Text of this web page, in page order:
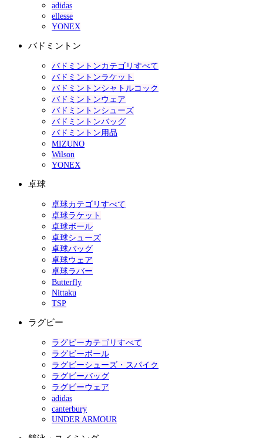
adidas
ellesse
YONEX
バドミントン
バドミントンカテゴリすべて
バドミントンラケット
バドミントンシャトルコック
バドミントンウェア
バドミントンシューズ
バドミントンバッグ
バドミントン用品
MIZUNO
Wilson
YONEX
卓球
卓球カテゴリすべて
卓球ラケット
卓球ボール
卓球シューズ
卓球バッグ
卓球ウェア
卓球ラバー
Butterfly
Nittaku
TSP
ラグビー
ラグビーカテゴリすべて
ラグビーボール
ラグビーシューズ・スパイク
ラグビーバッグ
ラグビーウェア
adidas
canterbury
UNDER ARMOUR